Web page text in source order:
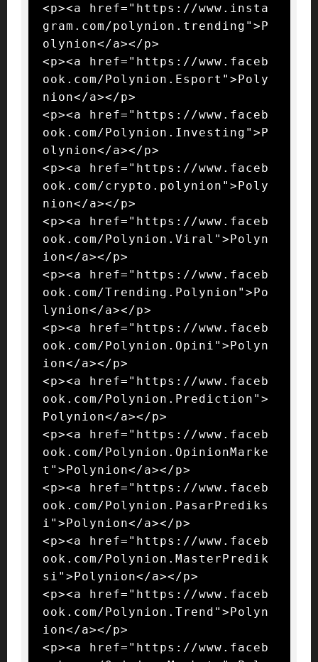
<p><a href="https://www.insta
gram.com/polynion.trending">P
olynion</a></p>
<p><a href="https://www.faceb
ook.com/Polynion.Esport">Poly
nion</a></p>
<p><a href="https://www.faceb
ook.com/Polynion.Investing">P
olynion</a></p>
<p><a href="https://www.faceb
ook.com/crypto.polynion">Poly
nion</a></p>
<p><a href="https://www.faceb
ook.com/Polynion.Viral">Polyn
ion</a></p>
<p><a href="https://www.faceb
ook.com/Trending.Polynion">Po
lynion</a></p>
<p><a href="https://www.faceb
ook.com/Polynion.Opini">Polyn
ion</a></p>
<p><a href="https://www.faceb
ook.com/Polynion.Prediction">
Polynion</a></p>
<p><a href="https://www.faceb
ook.com/Polynion.OpinionMarke
t">Polynion</a></p>
<p><a href="https://www.faceb
ook.com/Polynion.PasarPrediks
i">Polynion</a></p>
<p><a href="https://www.faceb
ook.com/Polynion.MasterPredik
si">Polynion</a></p>
<p><a href="https://www.faceb
ook.com/Polynion.Trend">Polyn
ion</a></p>
<p><a href="https://www.faceb